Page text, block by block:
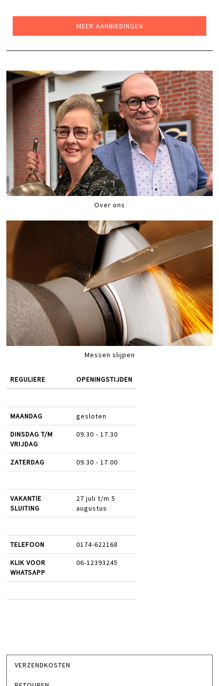
MEER AANBIEDINGEN
Over ons
Messen slijpen
REGULIERE OPENINGSTIJDEN
MAANDAG gesloten
DINSDAG T/M
VRIJDAG
09.30 - 17.30
ZATERDAG 09.30 - 17.00
VAKANTIE
SLUITING
27 juli t/m 5
augustus
TELEFOON 0174-622168
KLIK VOOR
WHATSAPP
06-12393245
VERZENDKOSTEN